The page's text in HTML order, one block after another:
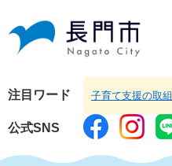
頭
す。
飛
し
本
注目ワード 子育て支援の取組
公式SNS